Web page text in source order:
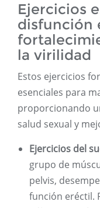
Ejercicios
disfunción
la virilidad
Estos ejercicios
esenciales para
proporcionando
salud sexual y
Ejercicios del
grupo de
pelvis,
función eréctil.